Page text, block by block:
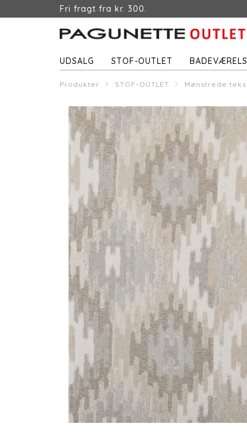
Fri fragt fra kr. 300.
UDSALG STOF-OUTLET
Produkter STOF-OUTLET Mønstrede